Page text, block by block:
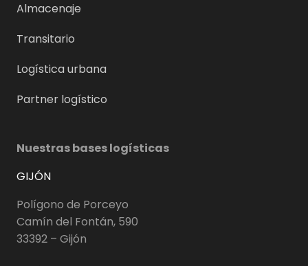
Almacenaje
Transitario
Logística urbana
Partner logístico
Nuestras bases logísticas
GIJÓN
Polígono de Porceyo
Camín del Fontán, 590
33392 – Gijón